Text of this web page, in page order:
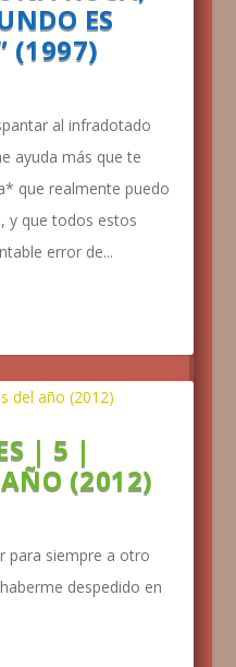
ES
(1997)
al infradotado
ayuda más que te
que realmente puedo
y que todos estos
error de...
| 5 |
(2012)
para siempre a otro
despedido en